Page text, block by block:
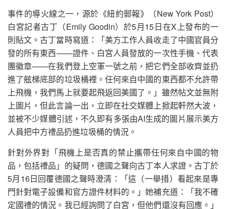
事件的導火線之一，源於《紐約郵報》（New York Post）
白宮記者古丁（Emily Goodin）於5月15日在X上發布的一
則貼文。古丁當時寫道：「美方工作人員收走了中國官員分
發的所有東西——證件、白宮人員發放的一次性手機、代表
團徽章——在我們登上空軍一號之前，把它們全部收齊並扔
進了舷梯底部的垃圾桶裡。任何來自中國的東西都不允許帶
上飛機，我們馬上就要起飛返回美國了。」雖然帖文並無附
上圖片，但此言論一出，立即在社交媒體上掀起軒然大波，
並被不少媒體引述，不久即有多張由AI生成的圖片展示美方
人員把中方禮品扔進垃圾桶的情況。
針對外界對「飛機上是否真的禁止攜帶任何來自中國的物
品，包括禮品」的疑問，德國之聲向古丁本人求證。古丁於
5月16日回覆德國之聲時澄清：「這（一舉措）看起來是專
門針對電子設備和官方證件材料的。」她補充道：「我不確
定國禮的情況。我已經詢問了白宮，但他們還沒有回應。」